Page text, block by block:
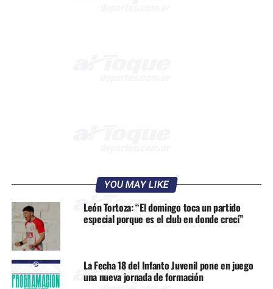
YOU MAY LIKE
León Tortoza: “El domingo toca un partido
especial porque es el club en donde crecí”
La Fecha 18 del Infanto Juvenil pone en juego
una nueva jornada de formación